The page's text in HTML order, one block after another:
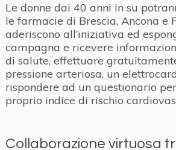
Le donne dai 40 anni in su
le farmacie di Brescia, Ancona e
aderiscono all’iniziativa ed
campagna e ricevere
di salute, effettuare
pressione arteriosa, un
rispondere ad un questionario
proprio indice di rischio
Collaborazione virtuosa